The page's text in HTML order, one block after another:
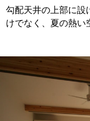
勾配天井の上部に設
けでなく、夏の熱い